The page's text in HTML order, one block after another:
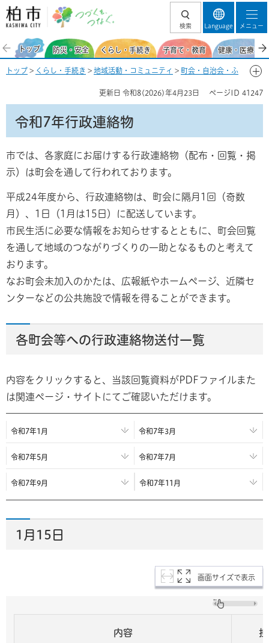
柏市 つづくを、
検索 Language メニュー
トップ 防災・安全 くらし・手続き 子育て・教育 健康・医療・
トップ > くらし・手続き > 地域活動・コミュニティ > 町会・自治会・ふ
更新日 令和8(2026)年4月23日 ページID 41247
令和7年行政連絡物
市では、各家庭にお届けする行政連絡物（配布・回覧・掲
示）は町会を通して行われております。
平成24年度から、行政連絡物は、町会に隔月1回（奇数
月）、1日（1月は15日）に配送しています。
市民生活に必要な情報をお知らせするとともに、町会回覧
を通して地域のつながりづくりの一助となるものと考えて
おります。
なお町会未加入のかたは、広報紙やホームページ、近隣セ
ンターなどの公共施設で情報を得ることができます。
各町会等への行政連絡物送付一覧
内容をクリックすると、当該回覧資料がPDFファイルまた
は関連ページ・サイトにてご確認いただけます。
令和7年1月 令和7年3月
令和7年5月 令和7年7月
令和7年9月 令和7年11月
1月15日
画面サイズで表示
内容